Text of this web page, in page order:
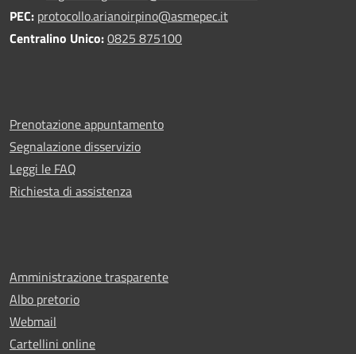
PEC: protocollo.arianoirpino@asmepec.it
Centralino Unico:0825 875100
Prenotazione appuntamento
Segnalazione disservizio
Leggi le FAQ
Richiesta di assistenza
Amministrazione trasparente
Albo pretorio
Webmail
Cartellini online